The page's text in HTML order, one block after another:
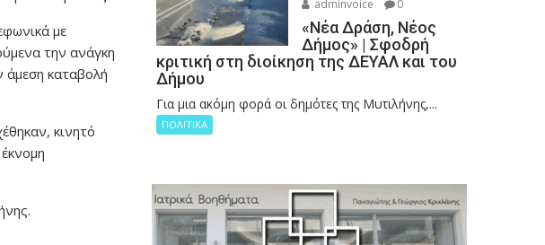
με
την ανάγκη
καταβολή
κινητό
adminvoice
0
«Νέα Δράση, Νέος
Δήμος» | Σφοδρή
κριτική στη διοίκηση της ΔΕΥΑΛ και του
Δήμου
Για μια ακόμη φορά οι δημότες της Μυτιλήνης,...
ΠΟΛΙΤΙΚΑ